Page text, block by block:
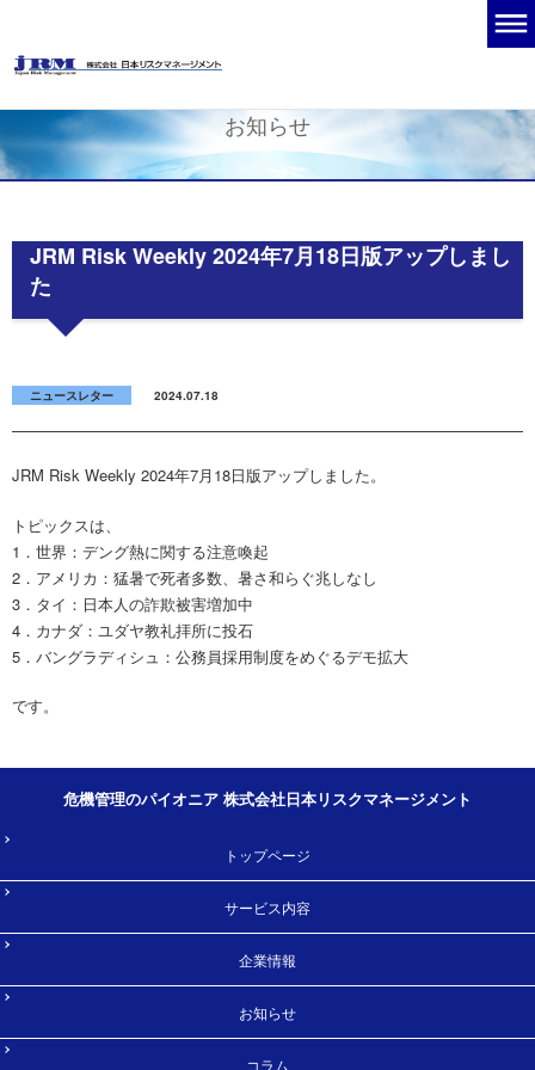
お知らせ
JRM Risk Weekly 2024年7月18日版アップしまし
た
ニュースレター 2024.07.18
JRM Risk Weekly 2024年7月18日版アップしました。
トピックスは、
1．世界：デング熱に関する注意喚起
2．アメリカ：猛暑で死者多数、暑さ和らぐ兆しなし
3．タイ：日本人の詐欺被害増加中
4．カナダ：ユダヤ教礼拝所に投石
5．バングラディシュ：公務員採用制度をめぐるデモ拡大
です。
危機管理のパイオニア 株式会社日本リスクマネージメント
トップページ
サービス内容
企業情報
お知らせ
コラム